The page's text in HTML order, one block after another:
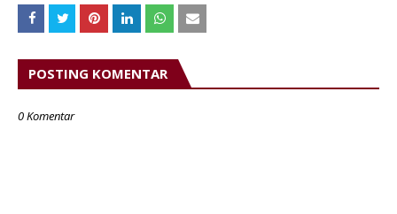
POSTING KOMENTAR
0 Komentar